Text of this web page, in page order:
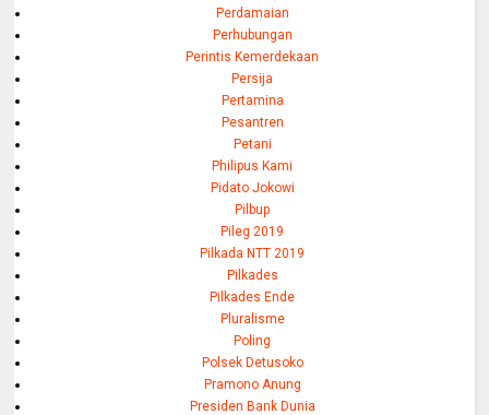
Perdamaian
Perhubungan
Perintis Kemerdekaan
Persija
Pertamina
Pesantren
Petani
Philipus Kami
Pidato Jokowi
Pilbup
Pileg 2019
Pilkada NTT 2019
Pilkades
Pilkades Ende
Pluralisme
Poling
Polsek Detusoko
Pramono Anung
Presiden Bank Dunia